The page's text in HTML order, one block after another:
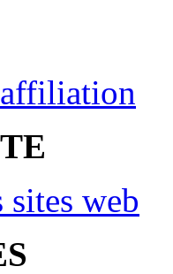
sites web